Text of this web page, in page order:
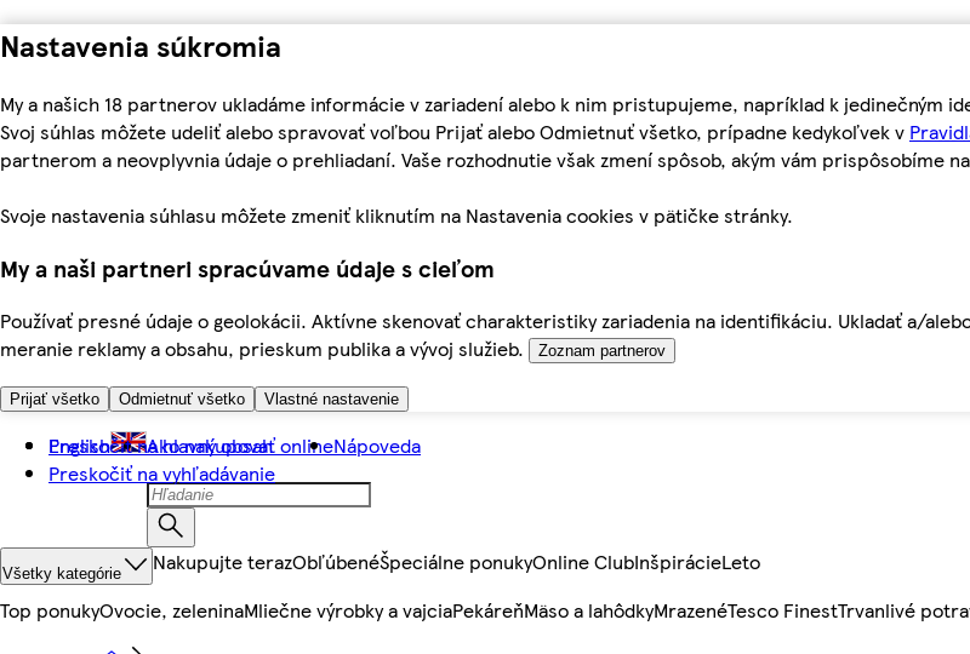
Nastavenia súkromia
My a našich 18 partnerov ukladáme informácie v zariadení alebo k nim pristupujeme, napríklad k jedinečným
Svoj súhlas môžete udeliť alebo spravovať voľbou Prijať alebo Odmietnuť všetko, prípadne kedykoľvek v
partnerom a neovplyvnia údaje o prehliadaní. Vaše rozhodnutie však zmení spôsob, akým vám prispôsobíme
Svoje nastavenia súhlasu môžete zmeniť kliknutím na Nastavenia cookies v pätičke stránky.
My a naši partneri spracúvame údaje s cieľom
Používať presné údaje o geolokácii. Aktívne skenovať charakteristiky zariadenia na identifikáciu. Ukladať a/
meranie reklamy a obsahu, prieskum publika a vývoj služieb.
Zoznam partnerov
Prijať všetko Odmietnuť všetko Vlastné nastavenie
Preskočiť na hlavný obsah
Preskočiť na vyhľadávanie
English Ako nakupovať onlineNápoveda
Všetky kategórie Nakupujte terazObľúbenéŠpeciálne ponukyOnline ClubInšpirácieLeto
Top ponukyOvocie, zeleninaMliečne výrobky a vajciaPekáreňMäso a lahôdkyMrazenéTesco FinestTrvanlivé